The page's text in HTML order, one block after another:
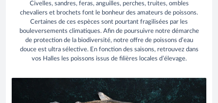
Civelles, sandres, feras, anguilles, perches, truites, ombles
chevaliers et brochets font le bonheur des amateurs de poissons.
Certaines de ces espèces sont pourtant fragilisées par les
bouleversements climatiques. Afin de poursuivre notre démarche
de protection de la biodiversité, notre offre de poissons d’eau
douce est ultra sélective. En fonction des saisons, retrouvez dans
vos Halles les poissons issus de filières locales d’élevage.